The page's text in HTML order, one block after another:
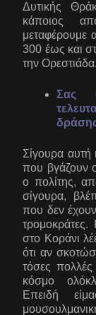
Δυτικής
κάποιος
300 έως και
την Ορεστιάδα.
Σας
Σίγουρα αυτή
που βγάζουν
ο πολίτης,
σίγουρα,
που δεν έχουν
στο Κοράνι
ότι αν
τόσες
κόσμο
Επειδή